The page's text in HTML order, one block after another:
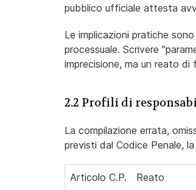
pubblico ufficiale attesta
Le implicazioni pratiche
processuale. Scrivere
imprecisione, ma un reato di
2.2 Profili di
La compilazione errata,
previsti dal Codice Penale,
Articolo C.P. Reato